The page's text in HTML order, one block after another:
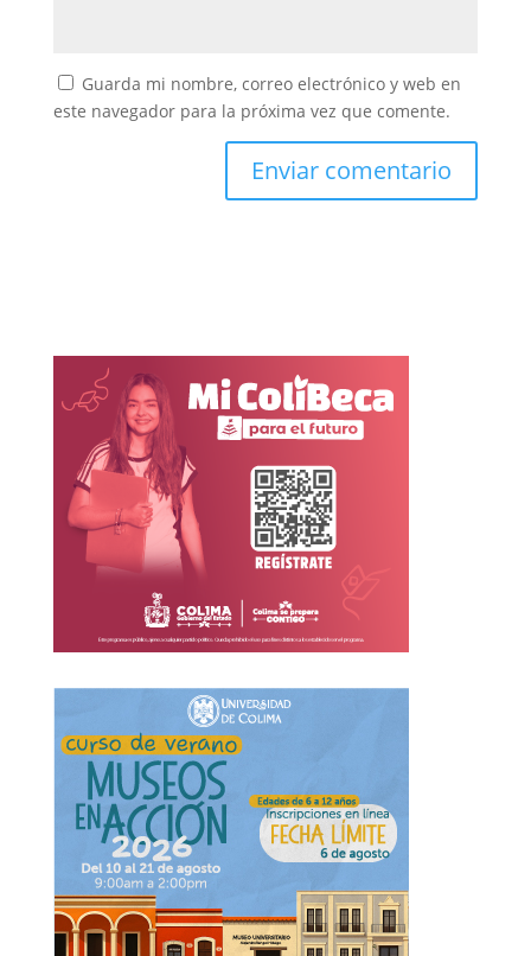
Guarda mi nombre, correo electrónico y web en
este navegador para la próxima vez que comente.